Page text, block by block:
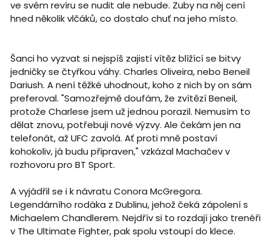
ve svém revíru se nudit ale nebude. Zuby na něj cení
hned několik vlčáků, co dostalo chuť na jeho místo.
Šanci ho vyzvat si nejspíš zajistí vítěz blížící se bitvy
jedničky se čtyřkou váhy. Charles Oliveira, nebo Beneil
Dariush. A není těžké uhodnout, koho z nich by on sám
preferoval. "Samozřejmě doufám, že zvítězí Beneil,
protože Charlese jsem už jednou porazil. Nemusím to
dělat znovu, potřebuji nové výzvy. Ale čekám jen na
telefonát, až UFC zavolá. Ať proti mně postaví
kohokoliv, já budu připraven," vzkázal Machačev v
rozhovoru pro BT Sport.
A vyjádřil se i k návratu Conora McGregora.
Legendárního rodáka z Dublinu, jehož čeká zápolení s
Michaelem Chandlerem. Nejdřív si to rozdají jako trenéři
v The Ultimate Fighter, pak spolu vstoupí do klece.